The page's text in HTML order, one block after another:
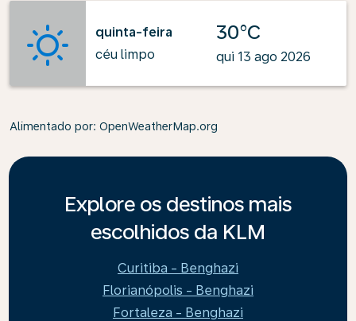
quinta-feira
céu limpo
30°C
qui 13 ago 2026
Alimentado por: OpenWeatherMap.org
Explore os destinos mais
escolhidos da KLM
Curitiba - Benghazi
Florianópolis - Benghazi
Fortaleza - Benghazi